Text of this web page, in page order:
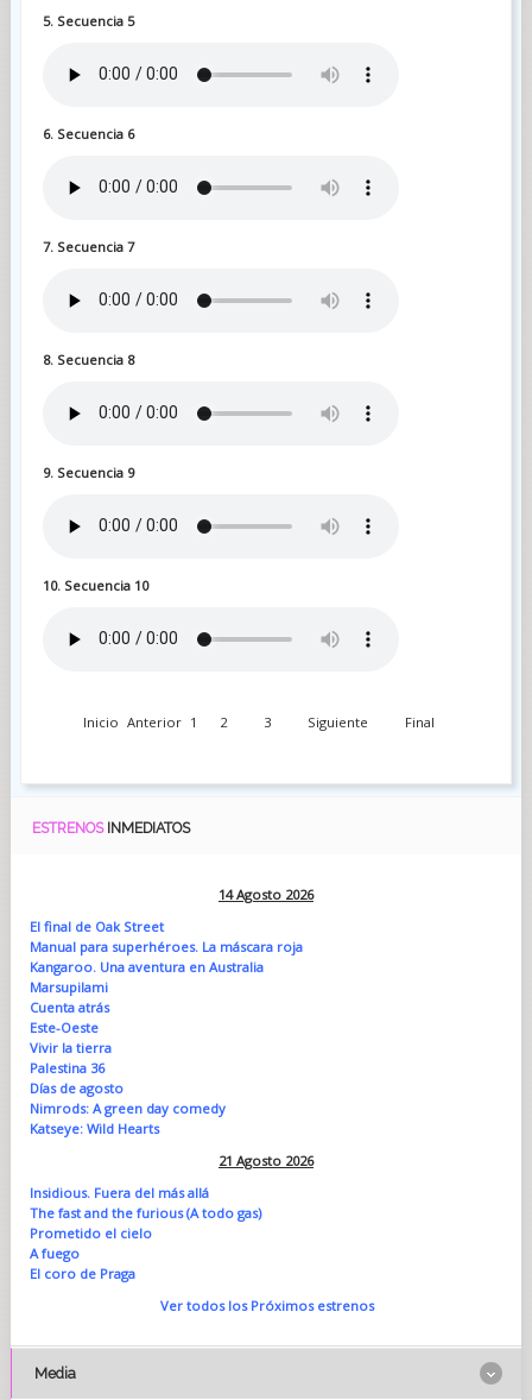
5. Secuencia 5
6. Secuencia 6
7. Secuencia 7
8. Secuencia 8
9. Secuencia 9
10. Secuencia 10
Inicio Anterior 1 2 3 Siguiente Final
ESTRENOS INMEDIATOS
14 Agosto 2026
El final de Oak Street
Manual para superhéroes. La máscara roja
Kangaroo. Una aventura en Australia
Marsupilami
Cuenta atrás
Este-Oeste
Vivir la tierra
Palestina 36
Días de agosto
Nimrods: A green day comedy
Katseye: Wild Hearts
21 Agosto 2026
Insidious. Fuera del más allá
The fast and the furious (A todo gas)
Prometido el cielo
A fuego
El coro de Praga
Ver todos los Próximos estrenos
Media